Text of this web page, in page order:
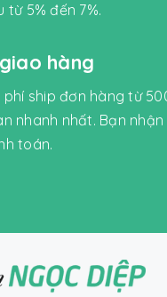
từ 5% đến 7%.
hàng
ship đơn hàng từ
nhanh nhất. Bạn
toán.